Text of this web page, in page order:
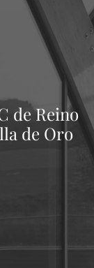
de Reino
de Oro